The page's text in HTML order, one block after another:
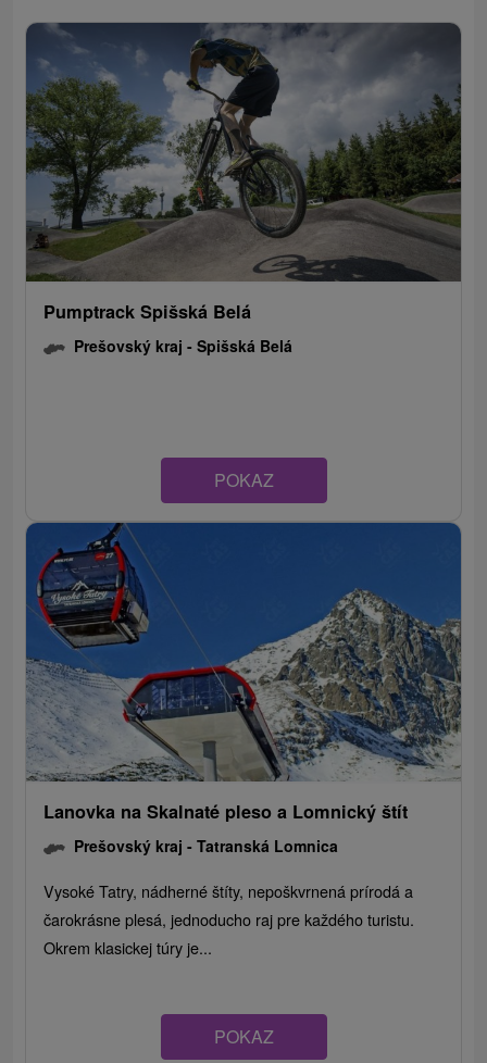
Pumptrack Spišská Belá
Prešovský kraj -Spišská Belá
POKAZ
Lanovka na Skalnaté pleso a Lomnický štít
Prešovský kraj -Tatranská Lomnica
Vysoké Tatry, nádherné štíty, nepoškvrnená prírodá a
čarokrásne plesá, jednoducho raj pre každého turistu.
Okrem klasickej túry je...
POKAZ